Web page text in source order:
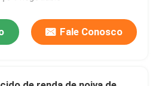
Fale Conosco